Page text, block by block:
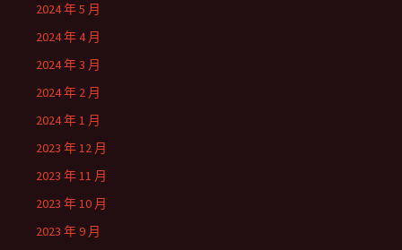
2024 年 5 月
2024 年 4 月
2024 年 3 月
2024 年 2 月
2024 年 1 月
2023 年 12 月
2023 年 11 月
2023 年 10 月
2023 年 9 月